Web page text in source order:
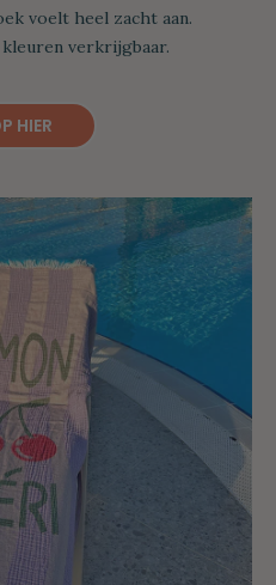
voelt heel zacht aan.
verkrijgbaar.
HIER